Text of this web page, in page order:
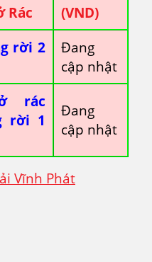
Rác
(VND)
rời 2
Đang
cập nhật
rác
rời 1
Đang
cập nhật
Vĩnh Phát